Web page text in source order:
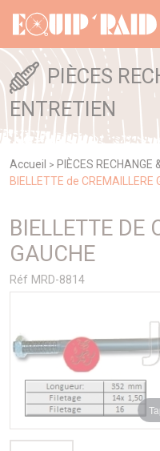
PIÈCES
ENTRETIEN
Accueil > PIÈCES RECHANGE
BIELLETTE de CREMAILLERE
BIELLETTE DE
GAUCHE
Réf MRD-8814
Panneau de gestion des